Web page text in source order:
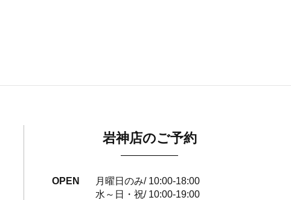
岩神店のご予約
OPEN
月曜日のみ/ 10:00-18:00
水～日・祝/ 10:00-19:00